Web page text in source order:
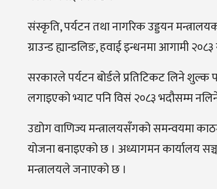
संस्कृति, पर्यटन तथा नागरिक उड्डयन
ग्राउन्ड ह्यान्डलिङ, हवाई इन्धनमा आगामी
सरकारले पर्यटन बोर्डले प्रतिटिकट लिने
लगाइएको भ्याट पनि विसं २०८३ भदौसम्म
उद्योग वाणिज्य मन्त्रालयसँगको समन्वयमा
योजना बनाइएको छ । अध्यागमन कार्यालय
मन्त्रालयले जनाएको छ ।